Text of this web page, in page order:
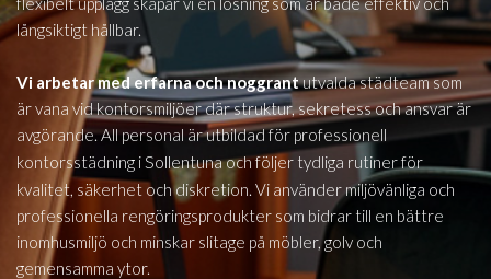
långsiktigt hållbar.
Vi arbetar med erfarna och noggrantutvalda städteam som
är vana vid kontorsmiljöer där struktur, sekretess och ansvar är
avgörande. All personal är utbildad för professionell
kontorsstädning iSollentunaoch följer tydliga rutiner för
kvalitet, säkerhet och diskretion. Vi använder miljövänliga och
professionella rengöringsprodukter som bidrar till en bättre
inomhusmiljö och minskar slitage på möbler, golv och
gemensamma ytor.